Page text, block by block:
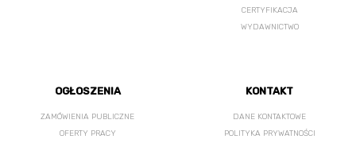
CERTYFIKACJA
WYDAWNICTWO
OGŁOSZENIA
ZAMÓWIENIA PUBLICZNE
OFERTY PRACY
KONTAKT
DANE KONTAKTOWE
POLITYKA PRYWATNOŚCI